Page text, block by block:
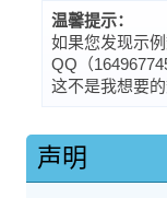
温馨提示：
如果您发现示
QQ（
这不是我想要的
声明